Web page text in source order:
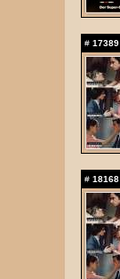
# 17389
# 18168